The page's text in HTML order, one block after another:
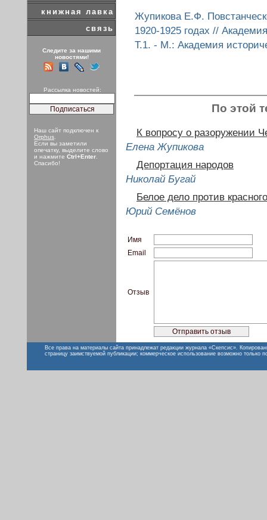
книжная лавка
связь
Следите за нашими
новостями!
Рассылка новостей:
Наш сайт подключен к
Orphus
Если вы заметили
опечатку, выделите слово
и нажмите Ctrl+Enter
Спасибо!
Жупикова Е.Ф.
1920-1925 годах //
Т.1. - М.: Академия
По этой
К вопросу о разоружении
Елена Жупикова
Депортация народов
Николай Бугай
Белое дело против
Юрий Семёнов
Имя
Email
Отзыв
Все права на материалы сайта принадлежат редакции журнала «Скепсис».
страницу заимствуемой публикации; коммерческое использование возможно только